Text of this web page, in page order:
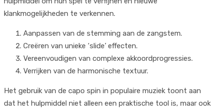
klankmogelijkheden te verkennen.
Aanpassen van de stemming aan de zangstem.
Creëren van unieke ‘slide’ effecten.
Vereenvoudigen van complexe akkoordprogressies.
Verrijken van de harmonische textuur.
Het gebruik van de capo spin in populaire muziek toont aan
dat het hulpmiddel niet alleen een praktische tool is, maar ook